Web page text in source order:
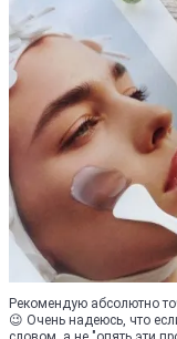
Рекомендую абсолютно
😉 Очень надеюсь, что